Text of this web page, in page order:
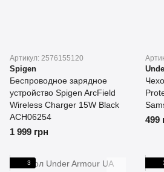
Артикул: 2576155120
Spigen
Беспроводное зарядное
устройство Spigen ArcField
Wireless Charger 15W Black
ACH06254
1 999 грн
499
3